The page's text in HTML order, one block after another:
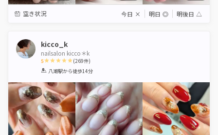
空き状況 今日 × 明日 ◎ 明後日 △
kicco_k
nailsalon kicco＊k
5
1 2 3 4 5
(269件)
八潮駅から徒歩14分